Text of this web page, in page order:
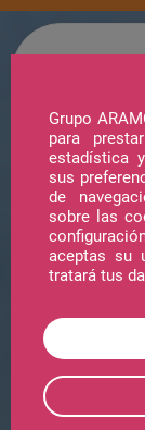
Grupo
para
estadística
sus
de
sobre las
aceptas su
tratará tus